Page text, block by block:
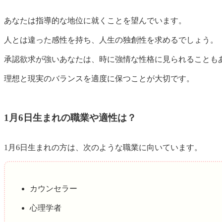
あなたは指導的な地位に就くことを望んでいます。
人とは違った感性を持ち、人生の独創性を求めるでしょう。
承認欲求が強いあなたは、時に強情な性格に見られることも
理想と現実のバランスを適度に保つことが大切です。
1月6日生まれの職業や適性は？
1月6日生まれの方は、次のような職業に向いています。
カウンセラー
心理学者